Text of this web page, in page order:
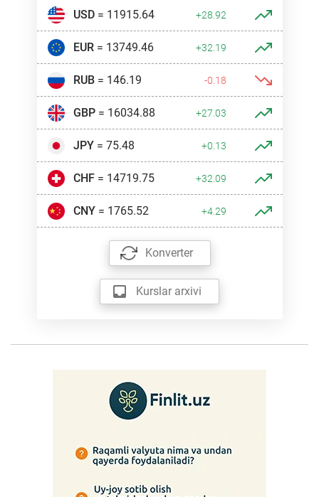
USD= 11915.64 +28.92
EUR= 13749.46 +32.19
RUB= 146.19 -0.18
GBP= 16034.88 +27.03
JPY= 75.48 +0.13
CHF= 14719.75 +32.09
CNY= 1765.52 +4.29
Konverter
Kurslar arxivi